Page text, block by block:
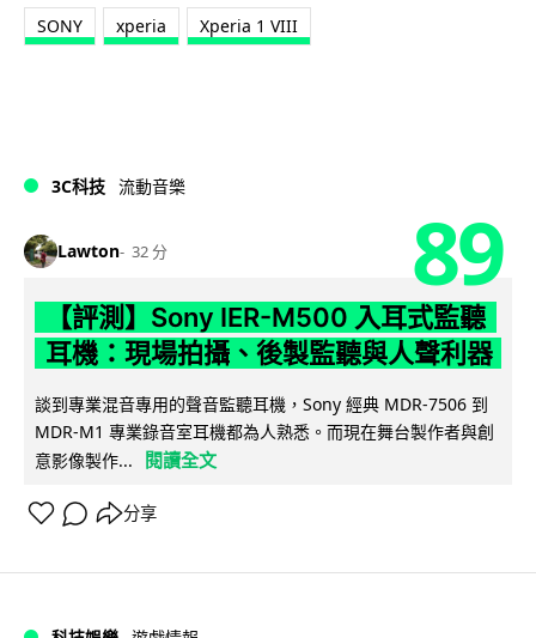
SONY xperia Xperia 1 VIII
3C科技 流動音樂
Lawton 32 分 89
【評測】Sony IER-M500 入耳式監聽
耳機：現場拍攝、後製監聽與人聲利器
談到專業混音專用的聲音監聽耳機，Sony 經典 MDR-7506 到
MDR-M1 專業錄音室耳機都為人熟悉。而現在舞台製作者與創
意影像製作...
閱讀全文
分享